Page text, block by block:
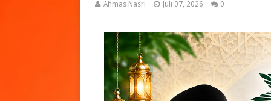
Ahmas Nasri Juli 07, 2026 0